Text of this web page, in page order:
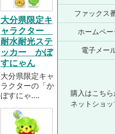
大分県限定キ
ャラクター
耐水耐光ステ
ッカー かぼ
すにゃん
大分県限定キャ
ラクターの「か
ぼすにゃ....
ファックス
ホームペー
電子メー
購入はこちら
ネットショ